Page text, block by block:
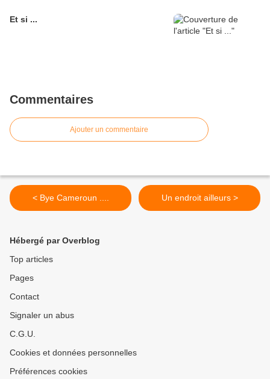
Et si ...
Commentaires
Ajouter un commentaire
< Bye Cameroun .... Un endroit ailleurs >
Hébergé par Overblog
Top articles
Pages
Contact
Signaler un abus
C.G.U.
Cookies et données personnelles
Préférences cookies